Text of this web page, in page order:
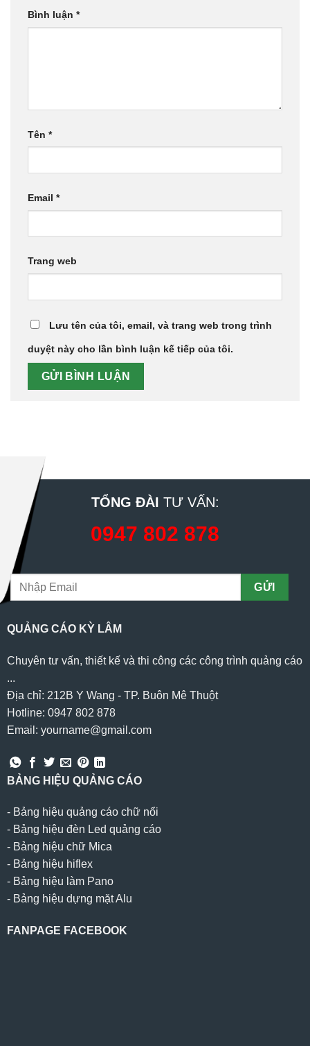
Bình luận *
Tên *
Email *
Trang web
Lưu tên của tôi, email, và trang web trong trình
duyệt này cho lần bình luận kế tiếp của tôi.
TỔNG ĐÀI TƯ VẤN:
0947 802 878
QUẢNG CÁO KỲ LÂM
Chuyên tư vấn, thiết kế và thi công các công trình quảng cáo
...
Địa chỉ: 212B Y Wang - TP. Buôn Mê Thuột
Hotline: 0947 802 878
Email: yourname@gmail.com
BẢNG HIỆU QUẢNG CÁO
- Bảng hiệu quảng cáo chữ nổi
- Bảng hiệu đèn Led quảng cáo
- Bảng hiệu chữ Mica
- Bảng hiệu hiflex
- Bảng hiệu làm Pano
- Bảng hiệu dựng mặt Alu
FANPAGE FACEBOOK